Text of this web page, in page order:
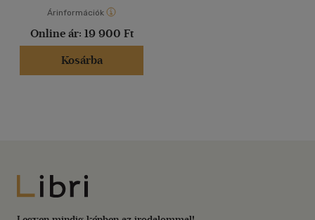
Árinformációk
Online ár: 19 900 Ft
Kosárba
Libri